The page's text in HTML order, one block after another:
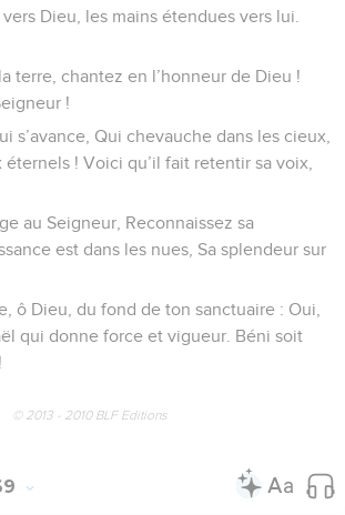
Dieu, les mains étendues vers lui.
terre, chantez en l’honneur de Dieu !
!
s’avance, Qui chevauche dans les cieux,
! Voici qu’il fait retentir sa voix,
au Seigneur, Reconnaissez sa
est dans les nues, Sa splendeur sur
ô Dieu, du fond de ton sanctuaire : Oui,
qui donne force et vigueur. Béni soit
© 2013 - 2010 BLF Editions